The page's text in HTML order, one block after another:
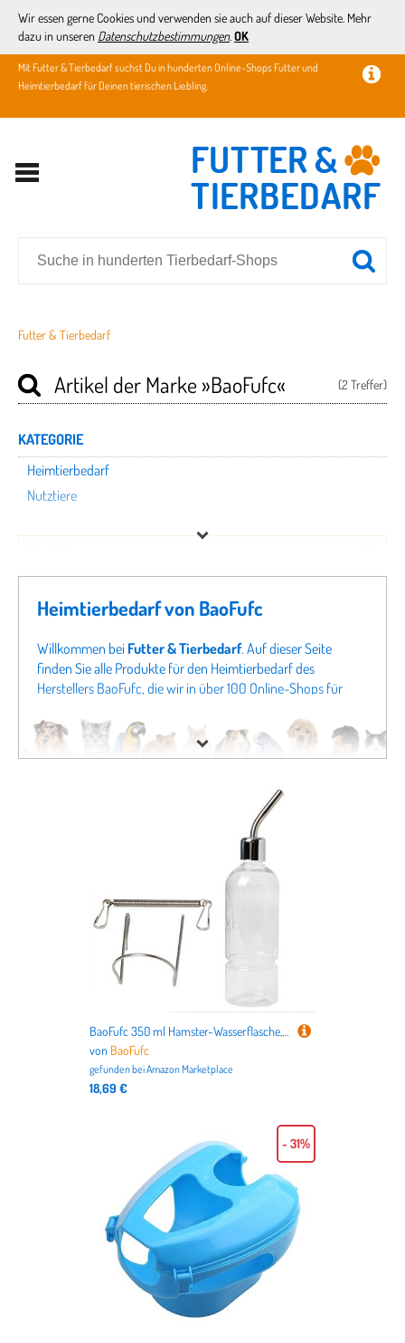
Wir essen gerne Cookies und verwenden sie auch auf dieser Website. Mehr
dazu in unseren Datenschutzbestimmungen. OK
Mit Futter & Tierbedarf suchst Du in hunderten Online-Shops Futter und
Heimtierbedarf für Deinen tierischen Liebling.
Futter & Tierbedarf
(2 Treffer)
Artikel der Marke»BaoFufc«
KATEGORIE
Heimtierbedarf
Nutztiere
% Sale
Heimtierbedarf von BaoFufc
Willkommen bei Futter & Tierbedarf. Auf dieser Seite
finden Sie alle Produkte für den Heimtierbedarf des
Herstellers BaoFufc, die wir in über 100 Online-Shops für
Sie auch direkt in unseren Fachabteilungen zum Beispiel
nach Produkten für Nutztiere von BaoFufc
schauen.
in unseren gesamten Fachabteilungen um - von
finden Sie bei uns
nicht nur alles für Deutschlands beliebteste Haustiere
Kleintiere
Tierbedarf für Pferde
BaoFufc 350 ml Hamster-Wasserflasche, kein Tropfen, Haustier-Drahtkäfig-Wasser-Futterstation für Igel, Zuckergleiter, Ratten, Mäuse, Haustierspielzeug
von BaoFufc
gefunden beiAmazon Marketplace
18,69 €
- 31%